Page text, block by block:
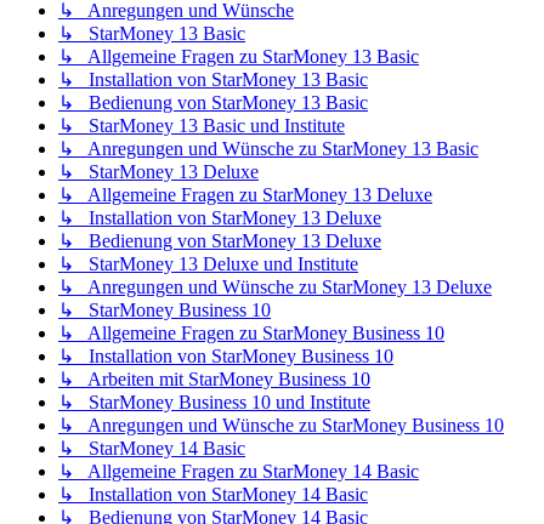
↳ Anregungen und Wünsche
↳ StarMoney 13 Basic
↳ Allgemeine Fragen zu StarMoney 13 Basic
↳ Installation von StarMoney 13 Basic
↳ Bedienung von StarMoney 13 Basic
↳ StarMoney 13 Basic und Institute
↳ Anregungen und Wünsche zu StarMoney 13 Basic
↳ StarMoney 13 Deluxe
↳ Allgemeine Fragen zu StarMoney 13 Deluxe
↳ Installation von StarMoney 13 Deluxe
↳ Bedienung von StarMoney 13 Deluxe
↳ StarMoney 13 Deluxe und Institute
↳ Anregungen und Wünsche zu StarMoney 13 Deluxe
↳ StarMoney Business 10
↳ Allgemeine Fragen zu StarMoney Business 10
↳ Installation von StarMoney Business 10
↳ Arbeiten mit StarMoney Business 10
↳ StarMoney Business 10 und Institute
↳ Anregungen und Wünsche zu StarMoney Business 10
↳ StarMoney 14 Basic
↳ Allgemeine Fragen zu StarMoney 14 Basic
↳ Installation von StarMoney 14 Basic
↳ Bedienung von StarMoney 14 Basic